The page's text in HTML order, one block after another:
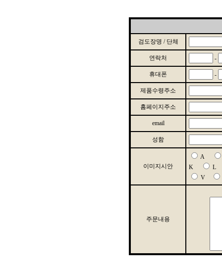
검도장명 / 단체
연락처 -
휴대폰 -
제품수령주소
홈페이지주소
email
성함
이미지시안
A
K
V
주문내용